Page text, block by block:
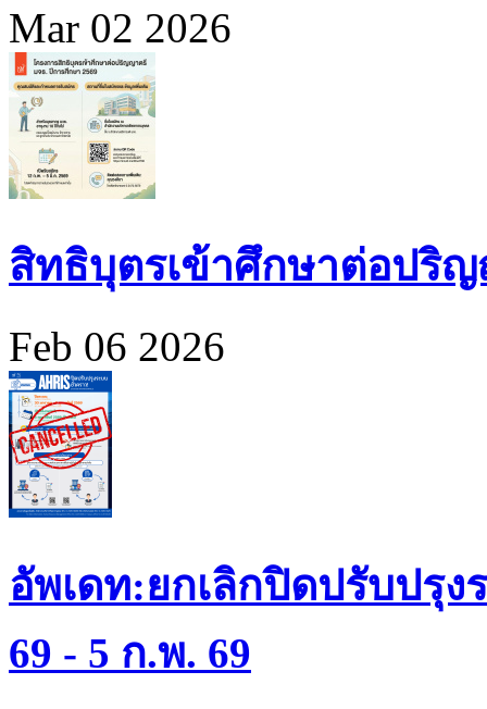
Mar 02 2026
สิทธิบุตรเข้าศึกษาต่อปริญ
Feb 06 2026
อัพเดท:ยกเลิกปิดปรับปรุ
69 - 5 ก.พ. 69